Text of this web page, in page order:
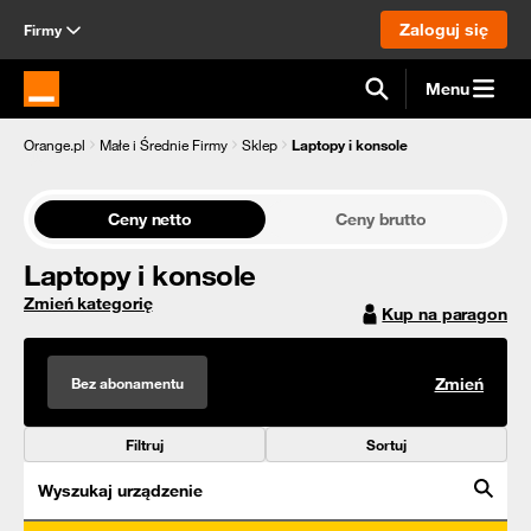
Firmy Zaloguj się
Strona główna Orange.pl Menu
Orange.pl Małe i Średnie Firmy Sklep Laptopy i konsole
Ceny netto Ceny brutto
Laptopy i konsole
Zmień kategorię Kup na paragon
Bez abonamentu Zmień
Filtruj Sortuj
Wyszukaj urządzenie